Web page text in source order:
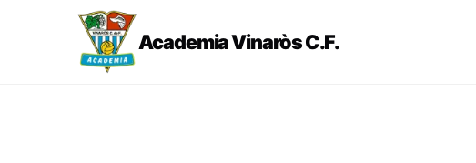
Academia Vinaròs C.F.